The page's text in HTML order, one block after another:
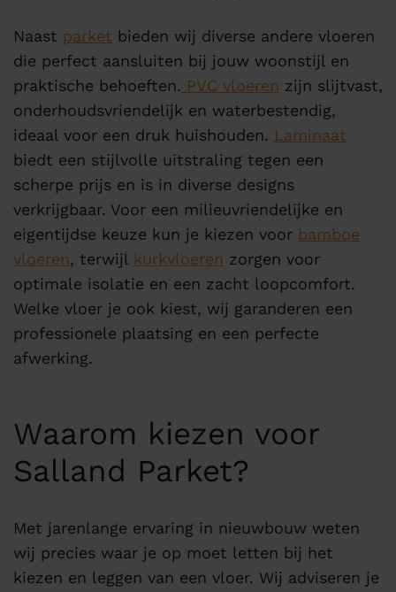
Naast parket bieden wij diverse andere vloeren
die perfect aansluiten bij jouw woonstijl en
praktische behoeften. PVC vloeren zijn slijtvast,
onderhoudsvriendelijk en waterbestendig,
ideaal voor een druk huishouden. Laminaat
biedt een stijlvolle uitstraling tegen een
scherpe prijs en is in diverse designs
verkrijgbaar. Voor een milieuvriendelijke en
eigentijdse keuze kun je kiezen voor bamboe
vloeren, terwijl kurkvloeren zorgen voor
optimale isolatie en een zacht loopcomfort.
Welke vloer je ook kiest, wij garanderen een
professionele plaatsing en een perfecte
afwerking.
Waarom kiezen voor
Salland Parket?
Met jarenlange ervaring in nieuwbouw weten
wij precies waar je op moet letten bij het
kiezen en leggen van een vloer. Wij adviseren je